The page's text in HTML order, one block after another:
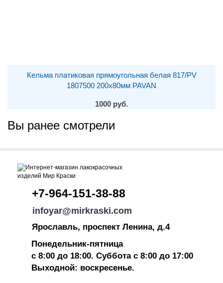
Кельма платиковая прямоугольная белая 817/PV
1807500 200х80мм PAVAN
1000 руб.
Вы ранее смотрели
+7-964-151-38-88
infoyar@mirkraski.com
Ярославль, проспект Ленина, д.4
Понедельник-пятница
с 8:00 до 18:00. Суббота с 8:00 до 17:00
Выходной: воскресенье.